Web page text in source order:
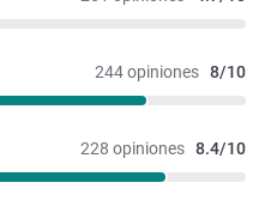
244 opiniones 8/10
228 opiniones 8.4/10